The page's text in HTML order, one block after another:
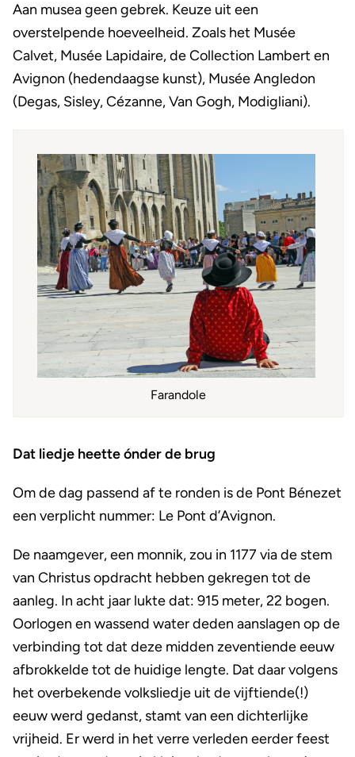
Aan musea geen gebrek. Keuze uit een
overstelpende hoeveelheid. Zoals het Musée
Calvet, Musée Lapidaire, de Collection Lambert en
Avignon (hedendaagse kunst), Musée Angledon
(Degas, Sisley, Cézanne, Van Gogh, Modigliani).
Farandole
Dat liedje heette ónder de brug
Om de dag passend af te ronden is de Pont Bénezet
een verplicht nummer: Le Pont d’Avignon.
De naamgever, een monnik, zou in 1177 via de stem
van Christus opdracht hebben gekregen tot de
aanleg. In acht jaar lukte dat: 915 meter, 22 bogen.
Oorlogen en wassend water deden aanslagen op de
verbinding tot dat deze midden zeventiende eeuw
afbrokkelde tot de huidige lengte. Dat daar volgens
het overbekende volksliedje uit de vijftiende(!)
eeuw werd gedanst, stamt van een dichterlijke
vrijheid. Er werd in het verre verleden eerder feest